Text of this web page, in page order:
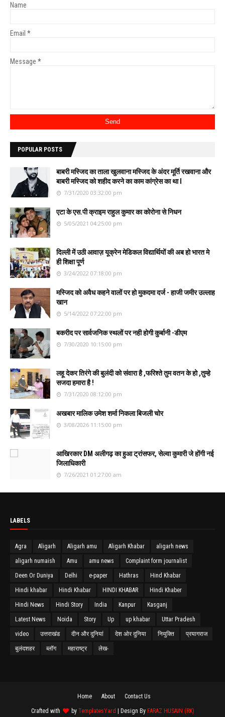
Name
Email *
Message *
POPULAR POSTS
बाबरी मस्जिद का ताला खुलवाना मस्जिद के अंदर मूर्ति रखवाना और
बाबरी मस्जिद को शहीद करने का काम कांग्रेस का था l
7/31/2020 03:32:00 pm
एटा के एस.पी क्राइम राहुल कुमार का कोरोना से निधन
5/05/2021 04:25:00 pm
दिल्ली में उठी आवाज़ यूक्रेन मेडिकल विद्यार्थियों की अब हो भारत मे
ही शिक्षा पूर्ण
3/24/2022 07:18:00 pm
मस्जिद को अवैध कहने वालों पर हो मुकदमा दर्ज - हाजी जमीर उल्लाह
खान
5/14/2022 07:22:00 pm
बकरीद पर सार्वजनिक स्थलों पर नही होगी कुर्बानी -डीएम
7/30/2020 10:15:00 pm
लहू देकर तिरंगे की बुलंदी को संवारा है ,फरिश्ते तुम वतन के हो ,तुम्हे
सजदा हमारा है !
7/31/2020 08:12:00 pm
अखबार मालिक उमेश शर्मा निकला बिजली चोर
3/08/2026 11:15:00 pm
आखिरकार DM अलीगढ़ का हुआ ट्रांसफर, सेल्वा कुमारी जे होंगी नई
जिलाधिकारी
7/26/2021 01:27:00 am
LABELS
Agra Aligarh Aligarh amu Aligarh Khabar aligarh news
aligarh numaish Amu amu news Complaint form journalist
Deen Or Duniya Delhi e-paper Hathras Hind Khabar
Hindi khabar Hindi Khabar HINDI KHABAR Hindi Khaber
Hindi News Hindi Story India Kanpur Kasganj
Latest News Noida Story Up up khabar Uttar Pradesh
video उत्तराखंड दीन और दुनियां देश ओर दुनिया नियुक्ति प्रयागराज
बुलंदशहर ब्लॉग महाराष्ट्र लेख-
Home About Contact Us
Crafted with by TemplatesYard | Design By FARAZ HUSAIN (RK)